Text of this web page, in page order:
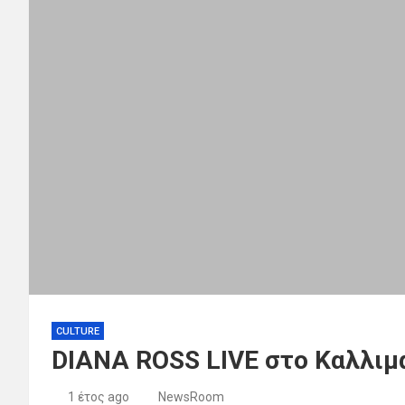
CULTURE
DIANA ROSS LIVE στο
1 έτος ago NewsRoom